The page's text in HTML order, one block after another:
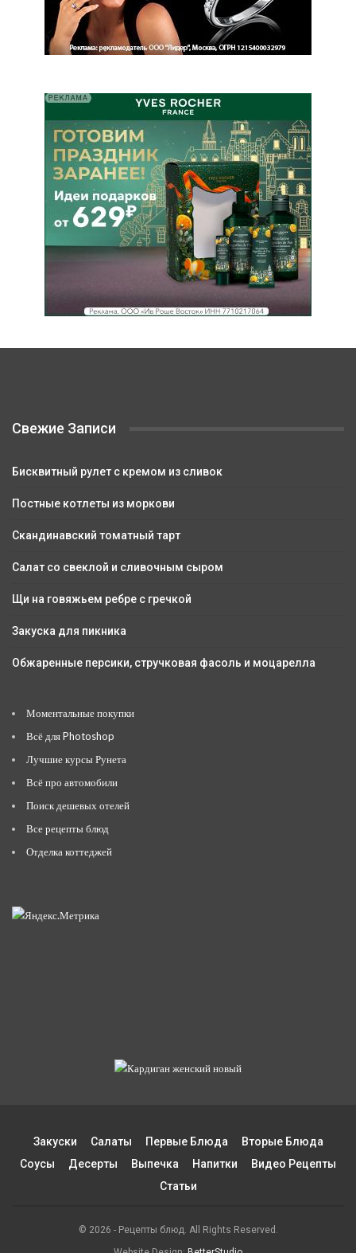
Свежие Записи
Бисквитный рулет с кремом из сливок
Постные котлеты из моркови
Скандинавский томатный тарт
Салат со свеклой и сливочным сыром
Щи на говяжьем ребре с гречкой
Закуска для пикника
Обжаренные персики, стручковая фасоль и моцарелла
Моментальные покупки
Всё для Photoshop
Лучшие курсы Рунета
Всё про автомобили
Поиск дешевых отелей
Все рецепты блюд
Отделка коттеджей
Закуски Салаты Первые Блюда
Вторые Блюда
Соусы
Десерты Выпечка Напитки
Видео Рецепты
Статьи
© 2026 - Рецепты блюд. All Rights Reserved.